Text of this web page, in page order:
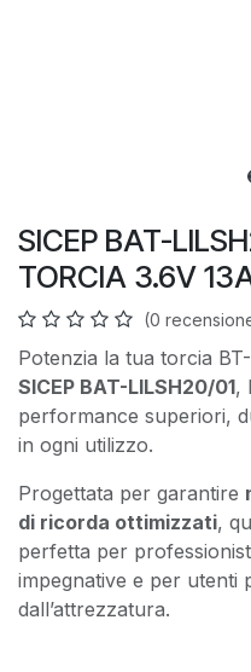
SICEP BAT-
TORCIA 3.6V
(0
Potenzia la tua torcia
SICEP BAT-LILSH20/01,
performance superiori,
in ogni utilizzo.
Progettata per garantire
di ricorda ottimizzati,
perfetta per
impegnative e per utenti
dall’attrezzatura.